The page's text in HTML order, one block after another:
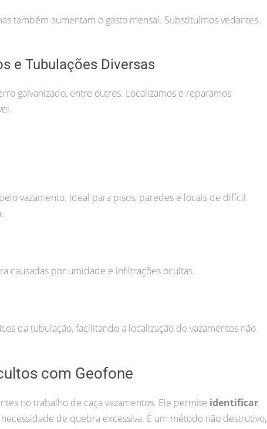
também aumentam o gasto mensal. Substituímos vedantes,
e Tubulações Diversas
galvanizado, entre outros. Localizamos e reparamos
vazamento. Ideal para pisos, paredes e locais de difícil
causadas por umidade e infiltrações ocultas.
da tubulação, facilitando a localização de vazamentos não
com Geofone
no trabalho de caça vazamentos. Ele permite identificar
de quebra excessiva. É um método não destrutivo,